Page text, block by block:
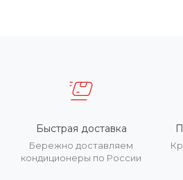
Быстрая доставка
Бережно доставляем
кондиционеры по России